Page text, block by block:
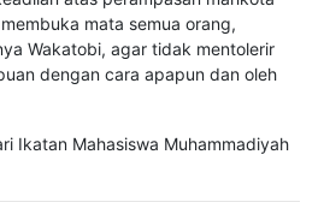
mata semua orang,
Wakatobi, agar tidak mentolerir
dengan cara apapun dan oleh
Ikatan Mahasiswa Muhammadiyah